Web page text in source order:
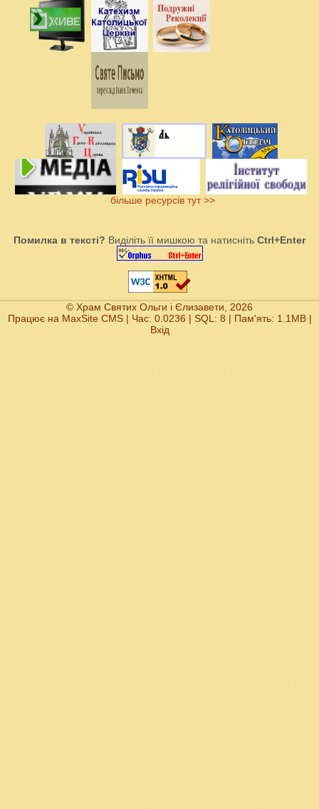
більше ресурсів тут >>
Помилка в тексті? Виділіть її мишкою та натисніть Ctrl+Enter
© Храм Святих Ольги і Єлизавети, 2026
Працює на MaxSite CMS| Час: 0.0236 | SQL: 8 | Пам'ять: 1.1MB|
Вхід